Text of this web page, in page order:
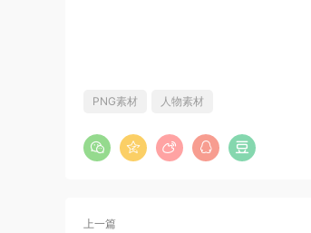
PNG素材 人物素材
上一篇